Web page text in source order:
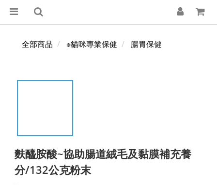
全部商品 ※貓咪專業保健 腸胃保健
麩醯胺酸~協助腸道絨毛及黏膜補充養
分/132公克粉末